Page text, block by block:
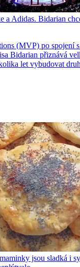
a Adidas. Bidarian
(MVP) po spojení
Bidarian přiznává
let vybudovat
jsou sladká i